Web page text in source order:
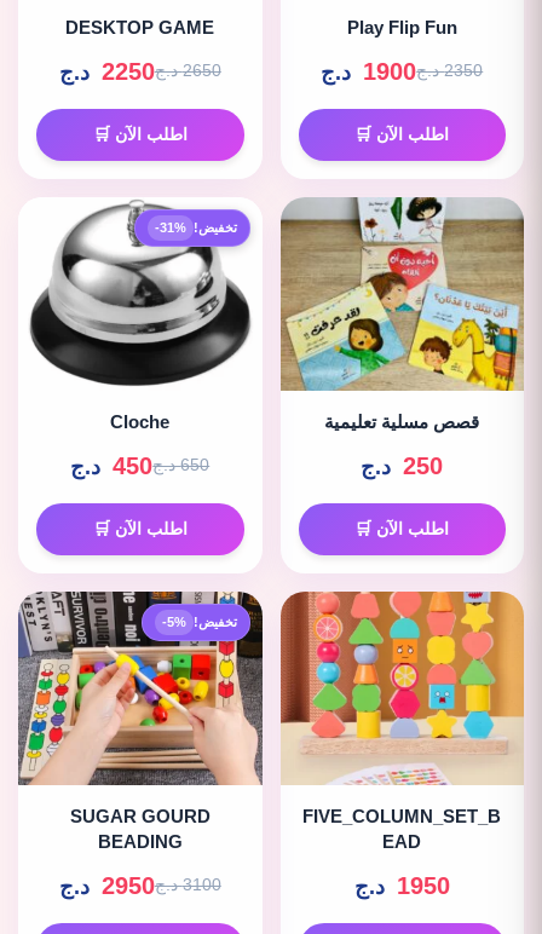
Play Flip Fun
2350 د.ج 1900 د.ج
اطلب الآن 🛒
DESKTOP GAME
2650 د.ج 2250 د.ج
اطلب الآن 🛒
قصص مسلية تعليمية
250 د.ج
اطلب الآن 🛒
تخفيض! -31%
Cloche
650 د.ج 450 د.ج
اطلب الآن 🛒
FIVE_COLUMN_SET_B
EAD
1950 د.ج
تخفيض! -5%
SUGAR GOURD
BEADING
3100 د.ج 2950 د.ج